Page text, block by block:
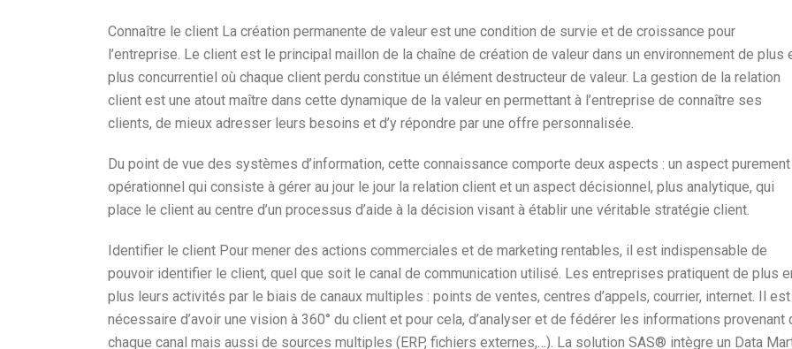
Connaître le client La création permanente de valeur est une condition de survie et de croissance pour
l’entreprise. Le client est le principal maillon de la chaîne de création de valeur dans un environnement de plus
plus concurrentiel où chaque client perdu constitue un élément destructeur de valeur. La gestion de la relation
client est une atout maître dans cette dynamique de la valeur en permettant à l’entreprise de connaître ses
clients, de mieux adresser leurs besoins et d’y répondre par une offre personnalisée.
Du point de vue des systèmes d’information, cette connaissance comporte deux aspects : un aspect purement
opérationnel qui consiste à gérer au jour le jour la relation client et un aspect décisionnel, plus analytique, qui
place le client au centre d’un processus d’aide à la décision visant à établir une véritable stratégie client.
Identifier le client Pour mener des actions commerciales et de marketing rentables, il est indispensable de
pouvoir identifier le client, quel que soit le canal de communication utilisé. Les entreprises pratiquent de plus
plus leurs activités par le biais de canaux multiples : points de ventes, centres d’appels, courrier, internet. Il est
nécessaire d’avoir une vision à 360° du client et pour cela, d’analyser et de fédérer les informations provenant
chaque canal mais aussi de sources multiples (ERP, fichiers externes,…). La solution SAS® intègre un Data